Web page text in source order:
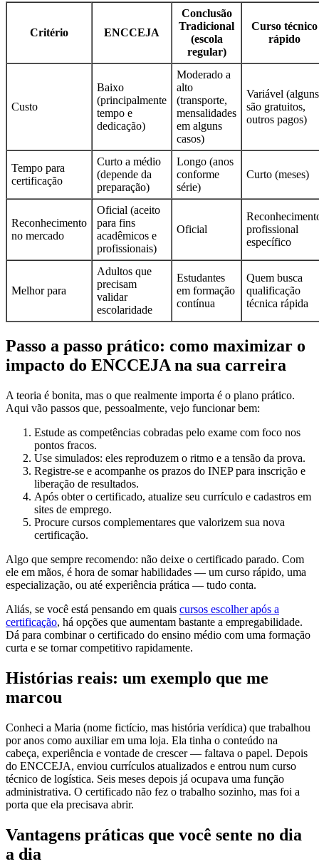
Critério ENCCEJA
Conclusão
Tradicional
(escola
regular)
Curso técnico
rápido
Custo
Baixo
(principalmente
tempo e
dedicação)
Moderado a
alto
(transporte,
mensalidades
em alguns
casos)
Variável (alguns
são gratuitos,
outros pagos)
Tempo para
certificação
Curto a médio
(depende da
preparação)
Longo (anos
conforme
série)
Curto (meses)
Reconhecimento
no mercado
Oficial (aceito
para fins
acadêmicos e
profissionais)
Oficial
profissional
específico
Melhor para
Adultos que
precisam
validar
escolaridade
Estudantes
em formação
contínua
Quem busca
qualificação
técnica rápida
Passo a passo prático: como maximizar o
impacto do ENCCEJA na sua carreira
A teoria é bonita, mas o que realmente importa é o plano prático.
Aqui vão passos que, pessoalmente, vejo funcionar bem:
Estude as competências cobradas pelo exame com foco nos
pontos fracos.
Use simulados: eles reproduzem o ritmo e a tensão da prova.
Registre-se e acompanhe os prazos do INEP para inscrição e
liberação de resultados.
Após obter o certificado, atualize seu currículo e cadastros em
sites de emprego.
Procure cursos complementares que valorizem sua nova
certificação.
Algo que sempre recomendo: não deixe o certificado parado. Com
ele em mãos, é hora de somar habilidades — um curso rápido, uma
especialização, ou até experiência prática — tudo conta.
Aliás, se você está pensando em quais cursos escolher após a
certificação, há opções que aumentam bastante a empregabilidade.
Dá para combinar o certificado do ensino médio com uma formação
curta e se tornar competitivo rapidamente.
Histórias reais: um exemplo que me
marcou
Conheci a Maria (nome fictício, mas história verídica) que trabalhou
por anos como auxiliar em uma loja. Ela tinha o conteúdo na
cabeça, experiência e vontade de crescer — faltava o papel. Depois
do ENCCEJA, enviou currículos atualizados e entrou num curso
técnico de logística. Seis meses depois já ocupava uma função
administrativa. O certificado não fez o trabalho sozinho, mas foi a
porta que ela precisava abrir.
Vantagens práticas que você sente no dia
a dia